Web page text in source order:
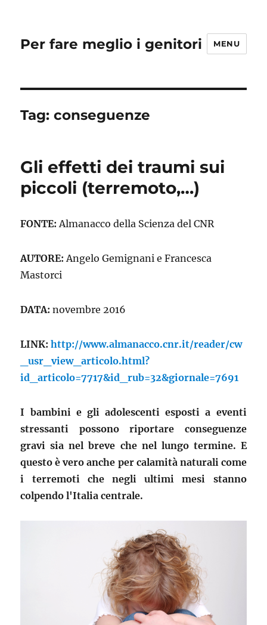
Per fare meglio i genitori MENU
Tag:conseguenze
Gli effetti dei traumi sui
piccoli (terremoto,…)
FONTE: Almanacco della Scienza del CNR
AUTORE: Angelo Gemignani e Francesca
Mastorci
DATA: novembre 2016
LINK:http://www.almanacco.cnr.it/reader/cw
_usr_view_articolo.html?
id_articolo=7717&id_rub=32&giornale=7691
I bambini e gli adolescenti esposti a eventi
stressanti possono riportare conseguenze
gravi sia nel breve che nel lungo termine. E
questo è vero anche per calamità naturali come
i terremoti che negli ultimi mesi stanno
colpendo l'Italia centrale.